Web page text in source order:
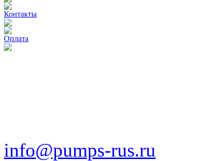
Контакты
Оплата
info@pumps-rus.ru